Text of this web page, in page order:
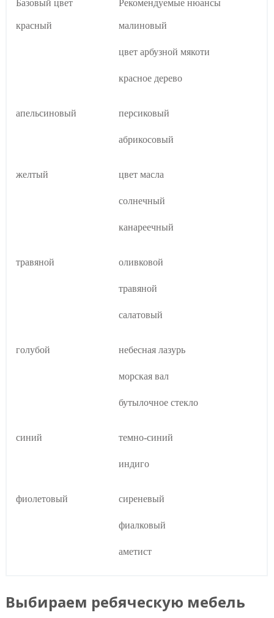
Базовый цвет Рекомендуемые нюансы
красный малиновый
цвет арбузной мякоти
красное дерево
апельсиновый персиковый
абрикосовый
желтый цвет масла
солнечный
канареечный
травяной оливковой
травяной
салатовый
голубой небесная лазурь
морская вал
бутылочное стекло
синий темно-синий
индиго
фиолетовый сиреневый
фиалковый
аметист
Выбираем ребяческую мебель